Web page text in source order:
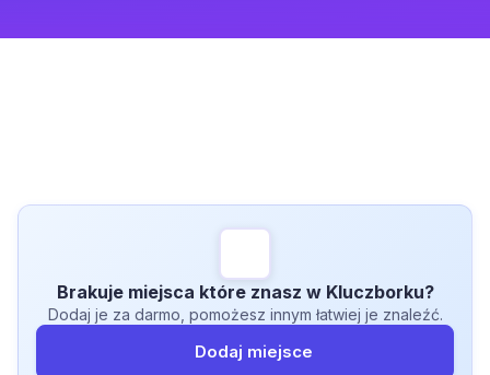
Brakuje miejsca które znasz w Kluczborku?
Dodaj je za darmo, pomożesz innym łatwiej je znaleźć.
Dodaj miejsce